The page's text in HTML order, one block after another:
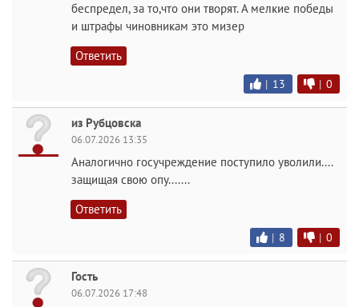
беспредел, за то,что они творят. А мелкие победы
и штрафы чиновникам это мизер
Ответить
| 13 | 0
из Рубцовска
06.07.2026 13:35
Аналогично госучреждение поступило уволили....
защищая свою опу.......
Ответить
| 8 | 0
Гость
06.07.2026 17:48